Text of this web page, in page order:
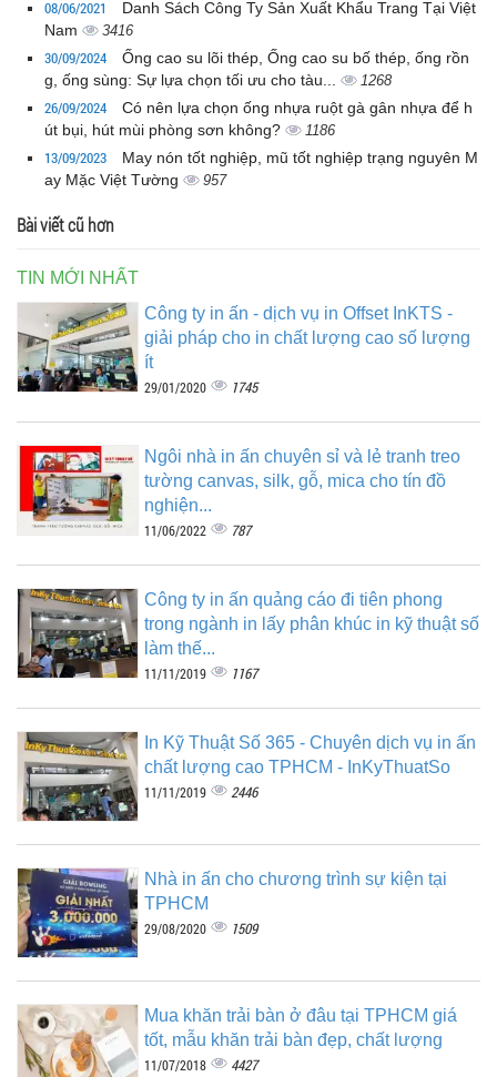
08/06/2021
Danh Sách Công Ty Sản Xuất Khẩu Trang Tại Việt
Nam
3416
30/09/2024
Ống cao su lõi thép, Ống cao su bố thép, ống rồn
g, ống sùng: Sự lựa chọn tối ưu cho tàu...
1268
26/09/2024
Có nên lựa chọn ống nhựa ruột gà gân nhựa để h
út bụi, hút mùi phòng sơn không?
1186
13/09/2023
May nón tốt nghiệp, mũ tốt nghiệp trạng nguyên M
ay Mặc Việt Tường
957
Bài viết cũ hơn
TIN MỚI NHẤT
Công ty in ấn - dịch vụ in Offset InKTS -
giải pháp cho in chất lượng cao số lượng
ít
29/01/2020 1745
Ngôi nhà in ấn chuyên sỉ và lẻ tranh treo
tường canvas, silk, gỗ, mica cho tín đồ
nghiện...
11/06/2022 787
Công ty in ấn quảng cáo đi tiên phong
trong ngành in lấy phân khúc in kỹ thuật số
làm thế...
11/11/2019 1167
In Kỹ Thuật Số 365 - Chuyên dịch vụ in ấn
chất lượng cao TPHCM - InKyThuatSo
11/11/2019 2446
Nhà in ấn cho chương trình sự kiện tại
TPHCM
29/08/2020 1509
Mua khăn trải bàn ở đâu tại TPHCM giá
tốt, mẫu khăn trải bàn đẹp, chất lượng
11/07/2018 4427